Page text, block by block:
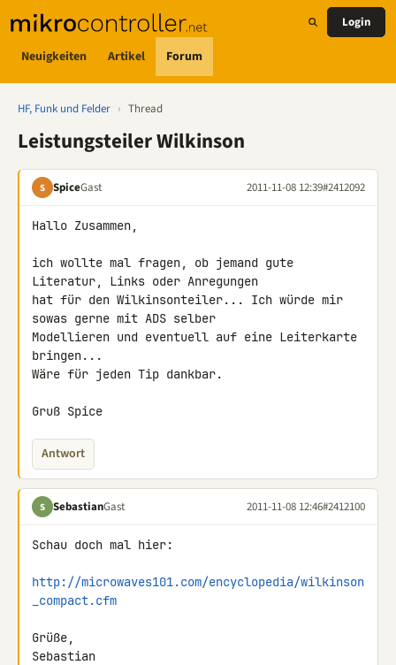
Neuigkeiten Artikel Forum
Login
HF, Funk und Felder › Thread
Leistungsteiler Wilkinson
S SpiceGast 2011-11-08 12:39#2412092
Hallo Zusammen,
ich wollte mal fragen, ob jemand gute
Literatur, Links oder Anregungen
hat für den Wilkinsonteiler... Ich würde mir
sowas gerne mit ADS selber
Modellieren und eventuell auf eine Leiterkarte
bringen...
Wäre für jeden Tip dankbar.
Gruß Spice
Antwort
S SebastianGast 2011-11-08 12:46#2412100
Schau doch mal hier:
http://microwaves101.com/encyclopedia/wilkinson
_compact.cfm
Grüße,
Sebastian